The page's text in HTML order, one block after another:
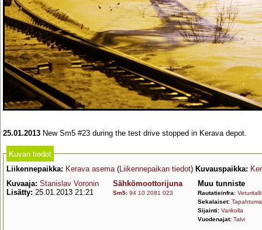
25.01.2013 New Sm5 #23 during the test drive stopped in Kerava depot.
Kuvan tiedot
Liikennepaikka: Kerava asema(Liikennepaikan tiedot) Kuvauspaikka:
Kuvaaja: Stanislav Voronin
Lisätty: 25.01.2013 21:21
Sähkömoottorijuna
Sm5: 94 10 2081 023
Muu tunniste
Rautatieinfra: Veturitalli
Sekalaiset: Tapahtuma
Sijainti: Varikolla
Vuodenajat: Talvi